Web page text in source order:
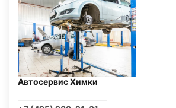
Автосервис Химки